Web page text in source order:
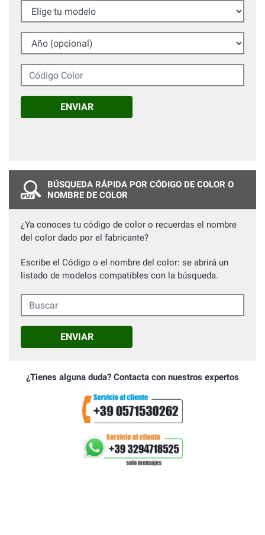
Elige tu modelo
Año (opcional)
Código Color
ENVIAR
BÚSQUEDA RÁPIDA POR CÓDIGO DE COLOR O
NOMBRE DE COLOR
¿Ya conoces tu código de color o recuerdas el nombre
del color dado por el fabricante?
Escribe el Código o el nombre del color: se abrirá un
listado de modelos compatibles con la búsqueda.
Buscar
ENVIAR
¿Tienes alguna duda? Contacta con nuestros expertos